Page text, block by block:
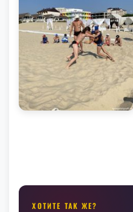
ХОТИТЕ ТАК ЖЕ?